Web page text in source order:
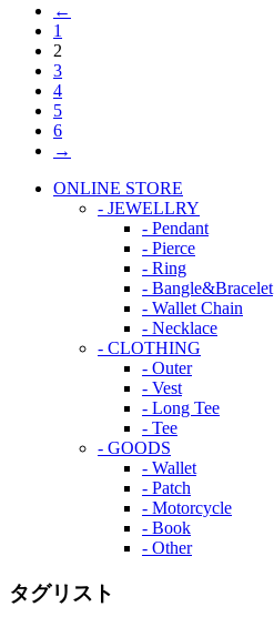
←
1
2
3
4
5
6
→
ONLINE STORE
- JEWELLRY
- Pendant
- Pierce
- Ring
- Bangle&Bracelet
- Wallet Chain
- Necklace
- CLOTHING
- Outer
- Vest
- Long Tee
- Tee
- GOODS
- Wallet
- Patch
- Motorcycle
- Book
- Other
タグリスト